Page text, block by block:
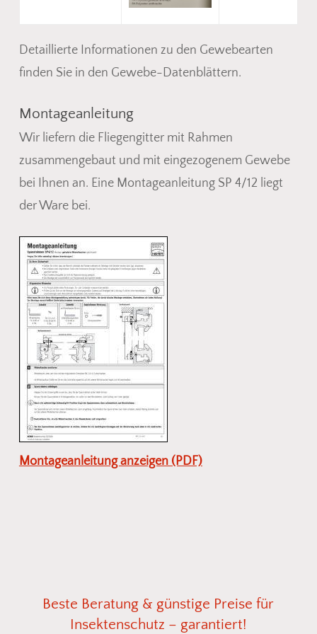
Detaillierte Informationen zu den Gewebearten
finden Sie in den Gewebe-Datenblättern.
Montageanleitung
Wir liefern die Fliegengitter mit Rahmen
zusammengebaut und mit eingezogenem Gewebe
bei Ihnen an. Eine Montageanleitung SP 4/12 liegt
der Ware bei.
Montageanleitung anzeigen (PDF)
Beste Beratung & günstige Preise für
Insektenschutz – garantiert!